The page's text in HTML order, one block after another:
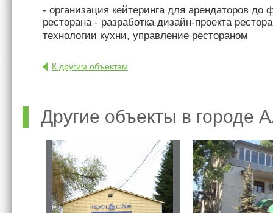
- организация кейтеринга для арендаторов до
ресторана - разработка дизайн-проекта
технологии кухни, управление рестораном
К другим объектам
Другие объекты в городе